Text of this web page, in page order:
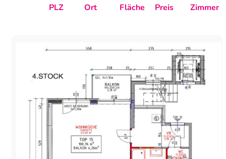
PLZ Ort Fläche Preis Zimmer